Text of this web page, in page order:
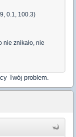
0.1, 100.3)
nie znikało, nie
Twój problem.